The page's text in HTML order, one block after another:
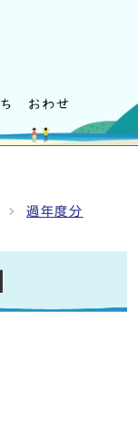
過年度分